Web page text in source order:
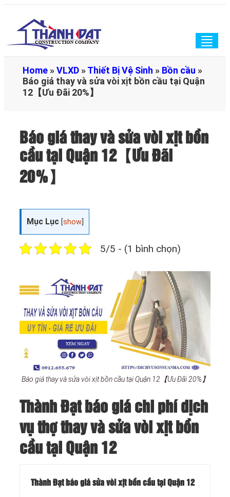
Home »VLXD »Thiết Bị Vệ Sinh » Bồn cầu »
Báo giá thay và sửa vòi xịt bồn cầu tại Quận
12【Ưu Đãi 20%】
Báo giá thay và sửa vòi xịt bồn
cầu tại Quận 12【Ưu Đãi
20%】
Mục Lục [show
5/5 - (1 bình chọn)
Báo giá thay và sửa vòi xịt bồn cầu tại Quận 12【Ưu Đãi 20%】
Thành Đạt báo giá chi phí dịch
vụ thợ thay và sửa vòi xịt bồn
cầu tại Quận 12
Thành Đạt báo giá sửa vòi xịt bồn cầu tại Quận 12